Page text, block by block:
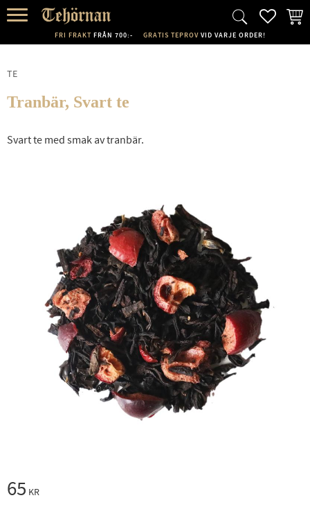
FRI FRAKT FRÅN 700:- GRATIS TEPROV VID VARJE ORDER!
TE
Tranbär, Svart te
Svart te med smak av tranbär.
65 KR